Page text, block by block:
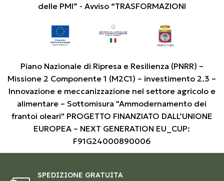
delle PMI” - Avviso “TRASFORMAZIONI
Piano Nazionale di Ripresa e Resilienza (PNRR) –
Missione 2 Componente 1 (M2C1) – investimento 2.3 –
Innovazione e meccanizzazione nel settore agricolo e
alimentare – Sottomisura "Ammodernamento dei
frantoi oleari" PROGETTO FINANZIATO DALL’UNIONE
EUROPEA – NEXT GENERATION EU_CUP:
F91G24000890006
SPEDIZIONE GRATUITA